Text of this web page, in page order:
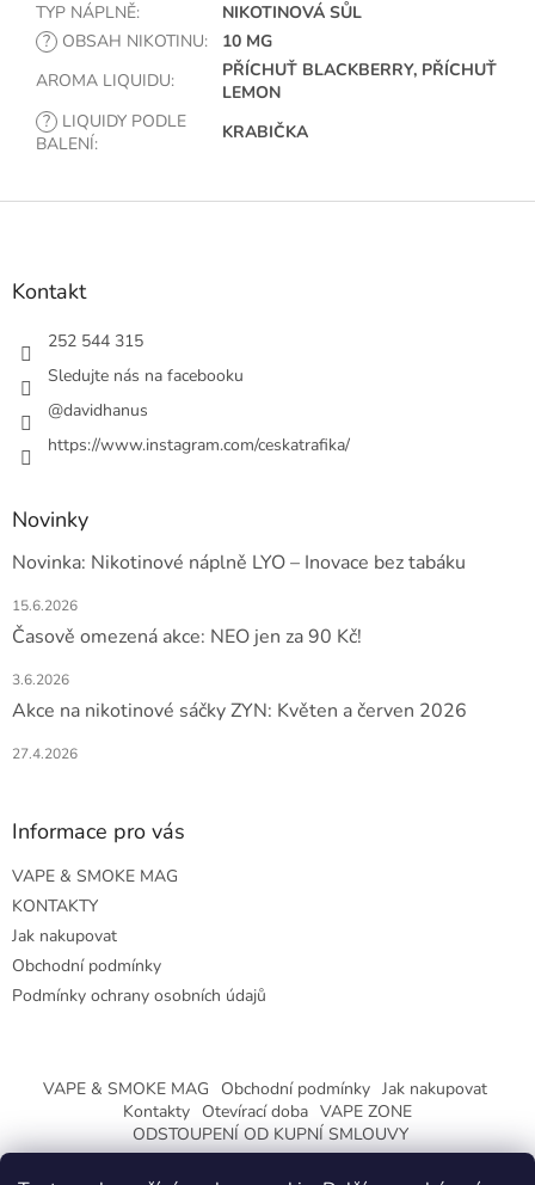
TYP NÁPLNĚ:
NIKOTINOVÁ SŮL
? OBSAH NIKOTINU:
10 MG
AROMA LIQUIDU:
PŘÍCHUŤ BLACKBERRY, PŘÍCHUŤ
LEMON
? LIQUIDY PODLE
BALENÍ:
KRABIČKA
Z
Kontakt
252 544 315
Sledujte nás na facebooku
@davidhanus
https://www.instagram.com/ceskatrafika/
Novinky
Novinka: Nikotinové náplně LYO – Inovace bez tabáku
15.6.2026
Časově omezená akce: NEO jen za 90 Kč!
3.6.2026
Akce na nikotinové sáčky ZYN: Květen a červen 2026
27.4.2026
Informace pro vás
VAPE & SMOKE MAG
KONTAKTY
Jak nakupovat
Obchodní podmínky
Podmínky ochrany osobních údajů
VAPE & SMOKE MAG Obchodní podmínky Jak nakupovat
Kontakty Otevírací doba VAPE ZONE
ODSTOUPENÍ OD KUPNÍ SMLOUVY